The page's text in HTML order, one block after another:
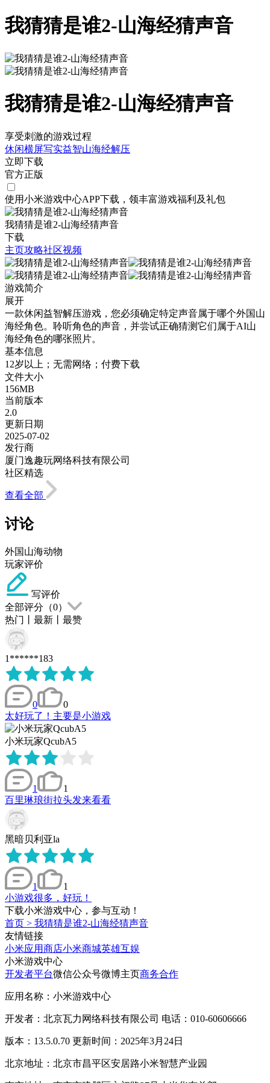
我猜猜是谁2-山海经猜声音
我猜猜是谁2-山海经猜声音
享受刺激的游戏过程
休闲横屏写实益智山海经解压
立即下载
官方正版
使用小米游戏中心APP下载 ，领丰富游戏福利 及礼包
我猜猜是谁2-山海经猜声音
下载
主页攻略社区视频
游戏简介
展开
一款休闲益智解压游戏，您必须确定特定声音属于哪个外国山
海经角色。聆听角色的声音，并尝试正确猜测它们属于AI山
海经角色的哪张照片。
基本信息
12岁以上；无需网络；付费下载
文件大小
156MB
当前版本
2.0
更新日期
2025-07-02
发行商
厦门逸趣玩网络科技有限公司
社区精选
查看全部
讨论
外国山海动物
玩家评价
写评价
全部评分（0）
热门
最新 最赞
1******183
0
0
太好玩了！主要是小游戏
小米玩家QcubA5
1
1
百里琳琅街拉头发来看看
黑暗贝利亚la
1
1
小游戏很多，好玩！
下载小米游戏中心，参与互动！
首页 > 我猜猜是谁2-山海经猜声音
友情链接
小米应用商店小米商城英雄互娱
小米游戏中心
开发者平台微信公众号微博主页商务合作
应用名称：小米游戏中心
开发者：北京瓦力网络科技有限公司 电话：010-60606666
版本：13.5.0.70 更新时间：2025年3月24日
北京地址：北京市昌平区安居路小米智慧产业园